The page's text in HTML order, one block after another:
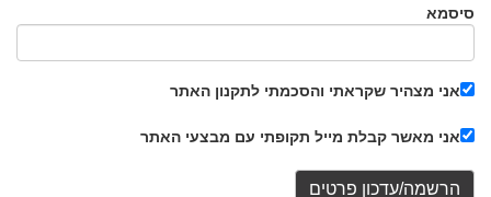
סיסמא
אני מצהיר שקראתי והסכמתי לתקנון האתר
אני מאשר קבלת מייל תקופתי עם מבצעי האתר